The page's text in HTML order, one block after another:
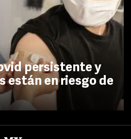
persistente y
están en riesgo de